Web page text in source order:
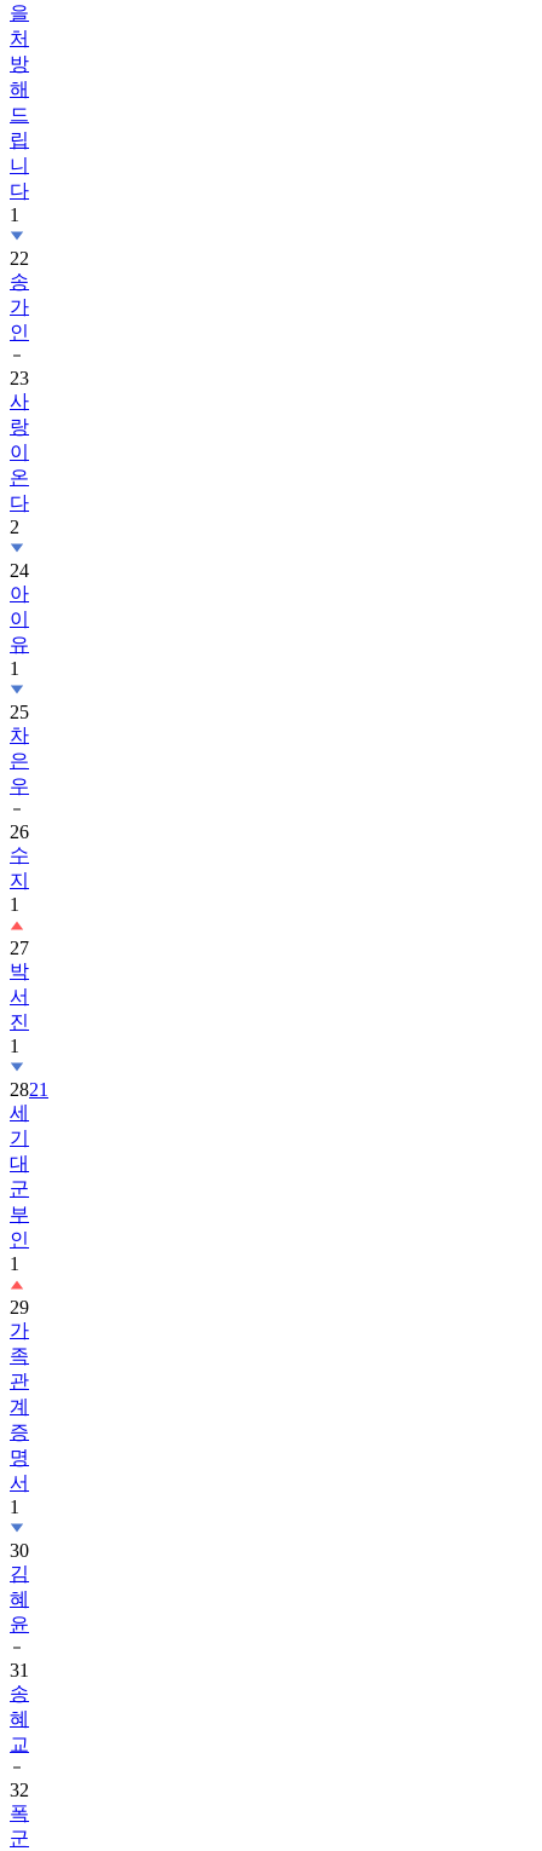
을
처
방
해
드
립
니
다
1
22
송
가
인
23
사
랑
이
온
다
2
24
아
이
유
1
25
차
은
우
26
수
지
1
27
박
서
진
1
2821
세
기
대
군
부
인
1
29
가
족
관
계
증
명
서
1
30
김
혜
윤
31
송
혜
교
32
폭
군